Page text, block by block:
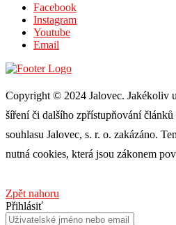
Facebook
Instagram
Youtube
Email
Copyright © 2024 Jalovec. Jakékoliv
šíření či dalšího zpřístupňování
souhlasu Jalovec, s. r. o. zakázáno.
nutná cookies, která jsou zákonem
Zpět nahoru
Přihlásiť